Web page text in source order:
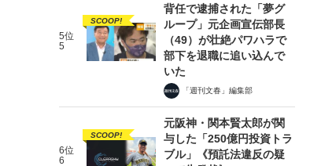
5位
5
SCOOP!
背任で逮捕された「夢グ
ループ」元企画宣伝部長
（49）が壮絶パワハラで
部下を退職に追い込んで
いた
「週刊文春」編集部
6位
6
SCOOP!
元阪神・関本賢太郎が関
与した「250億円投資トラ
ブル」《預託法違反の疑